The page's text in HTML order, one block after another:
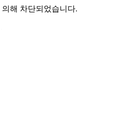
해 차단되었습니다.